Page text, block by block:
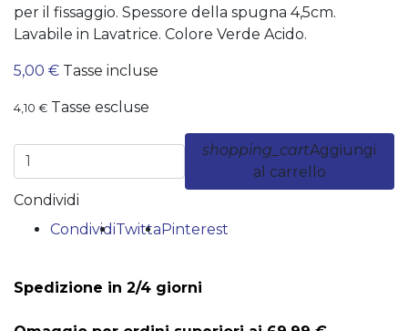
per il fissaggio. Spessore della spugna 4,5cm.
Lavabile in Lavatrice. Colore Verde Acido.
5,00 € Tasse incluse
4,10 € Tasse escluse
shopping_cartAggiungi
al carrello
Condividi
CondividiTwittaPinterest
Spedizione in 2/4 giorni